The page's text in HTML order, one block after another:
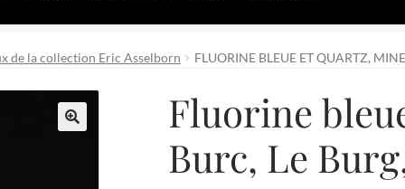
de la collection Eric Asselborn FLUORINE BLEUE ET QUARTZ,
Fluorine
Burc, Le